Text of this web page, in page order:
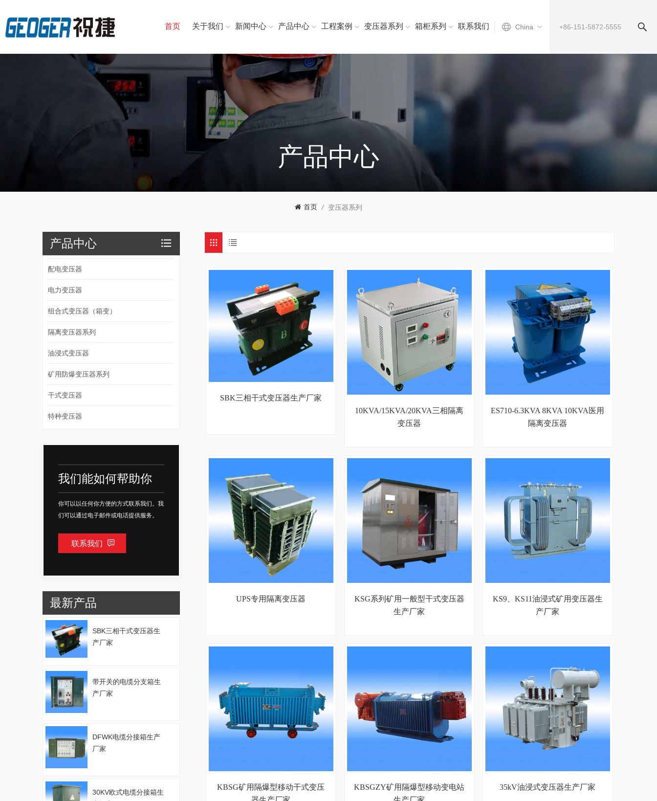
China
首页 关于我们 新闻中心 产品中心 工程案例 变压器系列 箱柜系列 联系我们
产品中心
首页 / 变压器系列
SBK三相干式变压器生产厂家
10KVA/15KVA/20KVA三相隔离
变压器
ES710-6.3KVA 8KVA 10KVA医用
隔离变压器
UPS专用隔离变压器
KSG系列矿用一般型干式变压器
生产厂家
KS9、KS11油浸式矿用变压器生
产厂家
KBSG矿用隔爆型移动干式变压
KBSGZY矿用隔爆型移动变电站
35kV油浸式变压器生产厂家
产品中心
配电变压器
电力变压器
组合式变压器（箱变）
隔离变压器系列
油浸式变压器
矿用防爆变压器系列
干式变压器
特种变压器
我们能如何帮助你
你可以以任何你方便的方式联系我们。我
们可以通过电子邮件或电话提供服务。
联系我们
最新产品
SBK三相干式变压器生
产厂家
带开关的电缆分支箱生
产厂家
DFWK电缆分接箱生产
厂家
30KV欧式电缆分接箱生